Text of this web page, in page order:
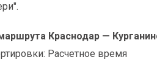
Краснодар —
Расчетное время